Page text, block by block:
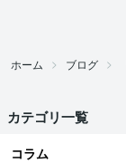
ホーム ブログ
カテゴリ一覧
コラム